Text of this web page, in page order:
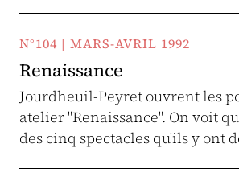
N°104 | MARS-AVRIL 1992
Renaissance
Jourdheuil-Peyret ouvrent les
atelier "Renaissance". On voit
des cinq spectacles qu'ils y ont